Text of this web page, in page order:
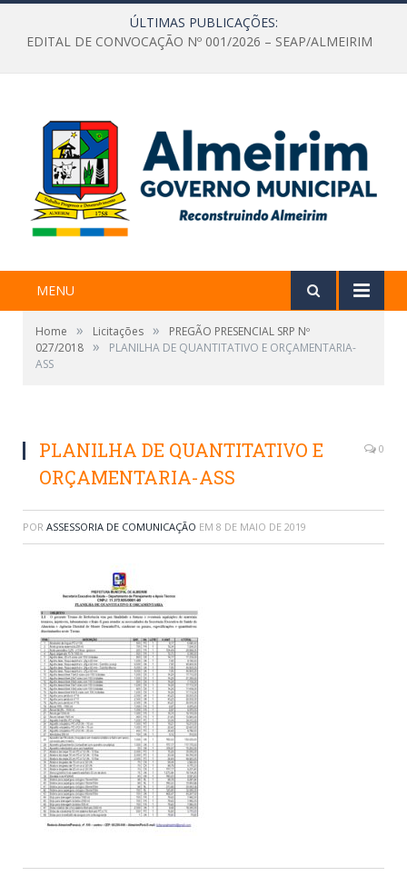
ÚLTIMAS PUBLICAÇÕES:
EDITAL DE CONVOCAÇÃO Nº 001/2026 – SEAP/ALMEIRIM
MENU
Home » Licitações »
PREGÃO PRESENCIAL SRP Nº
027/2018 »
PLANILHA DE QUANTITATIVO E ORÇAMENTARIA-
ASS
PLANILHA DE QUANTITATIVO E
ORÇAMENTARIA-ASS
0
POR ASSESSORIA DE COMUNICAÇÃO EM 8 DE MAIO DE 2019